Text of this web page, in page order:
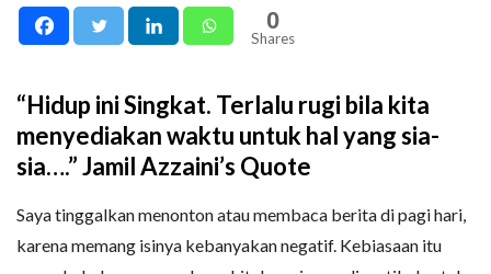
0
Shares
“Hidup ini Singkat. Terlalu rugi bila kita
menyediakan waktu untuk hal yang sia-
sia….” Jamil Azzaini’s Quote
Saya tinggalkan menonton atau membaca berita di pagi hari,
karena memang isinya kebanyakan negatif. Kebiasaan itu